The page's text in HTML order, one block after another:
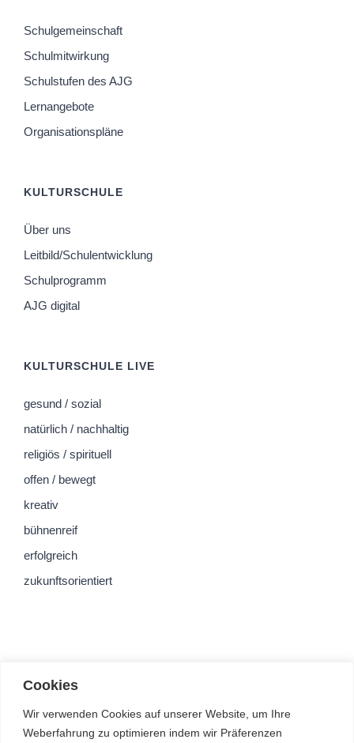
Cookies
Wir verwenden Cookies auf unserer Website, um Ihre
Weberfahrung zu optimieren indem wir Präferenzen
Schulgemeinschaft
Schulmitwirkung
Schulstufen des AJG
Lernangebote
Organisationspläne
KULTURSCHULE
Über uns
Leitbild/Schulentwicklung
Schulprogramm
AJG digital
KULTURSCHULE LIVE
gesund / sozial
natürlich / nachhaltig
religiös / spirituell
offen / bewegt
kreativ
bühnenreif
erfolgreich
zukunftsorientiert